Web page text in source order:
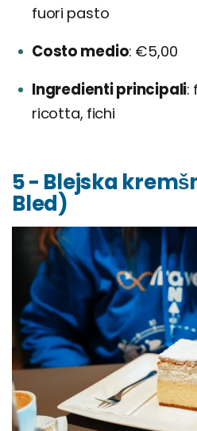
fuori pasto
Costo medio €5,00
Ingredienti principali
ricotta, fichi
5 - Blejska
Bled)